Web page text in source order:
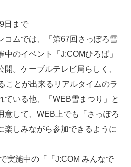
日まで
コムでは、「第67回さっぽろ雪
のイベント「J:COMひろば」
。ケーブルテレビ局らしく、
ことが出来るリアルタイムのラ
ている他、「WEB雪まつり」と
意して、WEB上でも「さっぽろ
楽しみながら参加できるように
実施中の「『J:COM みんなで